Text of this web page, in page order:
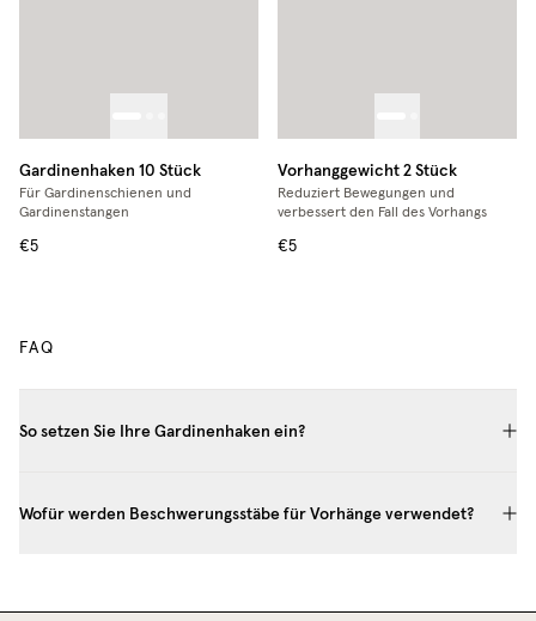
Gardinenhaken 10 Stück
Für Gardinenschienen und
Gardinenstangen
€5
Vorhanggewicht 2 Stück
Reduziert Bewegungen und
verbessert den Fall des Vorhangs
€5
FAQ
So setzen Sie Ihre Gardinenhaken ein?
Wofür werden Beschwerungsstäbe für Vorhänge verwendet?